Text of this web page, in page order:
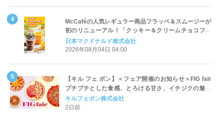
McCaféの人気レギュラー商品フラッペ＆スムージーが
初のリニューアル！「クッキー＆クリームチョコフラ
ッペ」「マンゴースムージー」8月5日（水）から販売
開始
日本マクドナルド株式会社
2026年08月04日 04:00
【キル フェ ボン】＜フェア開催のお知らせ＞FIG fair
プチプチとした食感、とろける甘さ、イチジクの魅力
をたっぷりと。新作を含め、イチジク尽くしの全4種が
登場8月20日（木）スタート
キルフェボン株式会社
2日前